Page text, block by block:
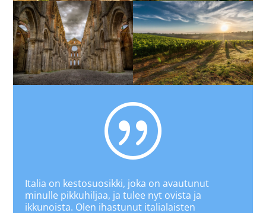
|
Italia on kestosuosikki, joka on avautunut
minulle pikkuhiljaa, ja tulee nyt ovista ja
ikkunoista. Olen ihastunut italialaisten